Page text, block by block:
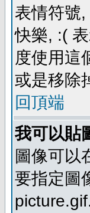
表情符號
快樂, :(
度使用這
或是移除
回頂端
我可以貼
圖像可以
要指定圖